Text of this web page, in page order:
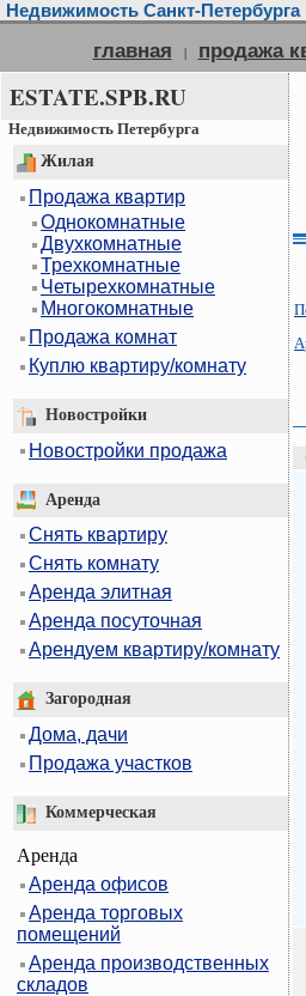
Недвижимость Санкт-
главная | продажа
ESTATE.SPB.RU
Недвижимость Петербурга
Жилая
Продажа квартир
Однокомнатные
Двухкомнатные
Трехкомнатные
Четырехкомнатные
Многокомнатные
Продажа комнат
Куплю квартиру/комнату
Новостройки
Новостройки продажа
Аренда
Снять квартиру
Снять комнату
Аренда элитная
Аренда посуточная
Арендуем квартиру/комнату
Загородная
Дома, дачи
Продажа участков
Коммерческая
Аренда
Аренда офисов
Аренда торговых
помещений
Аренда производственных
складов